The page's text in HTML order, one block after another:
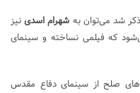
ذکر شد می‌توان به شهرام اسدینیز
می‌شود که فیلمی نساخته و سینمای
صلحاز سینمای دفاع مقدس